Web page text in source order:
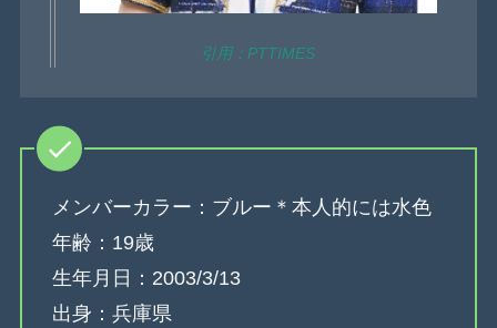
引用：PTTIMES
メンバーカラー：ブルー＊本人的には水色
年齢：19歳
生年月日：2003/3/13
出身：兵庫県